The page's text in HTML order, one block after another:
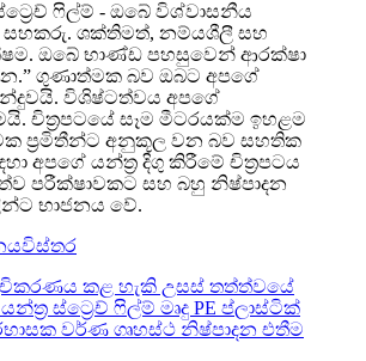
ෆිල්ම් - ඔබේ විශ්වාසනීය
ශක්තිමත්, නම්යශීලී සහ
ඔබේ භාණ්ඩ පහසුවෙන් ආරක්ෂා
ගුණාත්මක බව ඔබට අපගේ
විශිෂ්ටත්වය අපගේ
චිත්‍රපටයේ සෑම මීටරයක්ම ඉහළම
ප්‍රමිතීන්ට අනුකූල වන බව සහතික
අපගේ යන්ත්‍ර දිගු කිරීමේ චිත්‍රපටය
පරීක්ෂාවකට සහ බහු නිෂ්පාදන
භාජනය වේ.
විස්තර